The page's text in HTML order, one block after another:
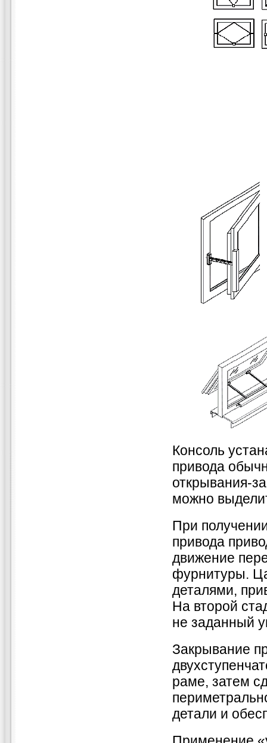
Консоль
привода
открывания-
можно
При
привода
движение
фурнитуры.
деталями,
На второй
не заданный
Закрывание
раме, затем
детали и